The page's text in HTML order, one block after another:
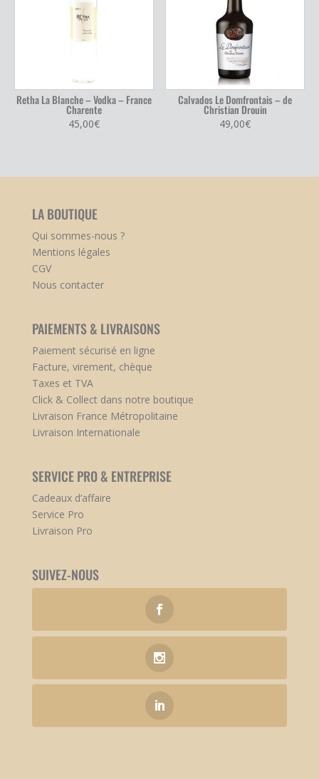
Retha La Blanche – Vodka – France
Charente
45,00€
Calvados Le Domfrontais – de
Christian Drouin
49,00€
LA BOUTIQUE
Qui sommes-nous ?
Mentions légales
CGV
Nous contacter
PAIEMENTS & LIVRAISONS
Paiement sécurisé en ligne
Facture, virement, chèque
Taxes et TVA
Click & Collect dans notre boutique
Livraison France Métropolitaine
Livraison Internationale
SERVICE PRO & ENTREPRISE
Cadeaux d’affaire
Service Pro
Livraison Pro
SUIVEZ-NOUS